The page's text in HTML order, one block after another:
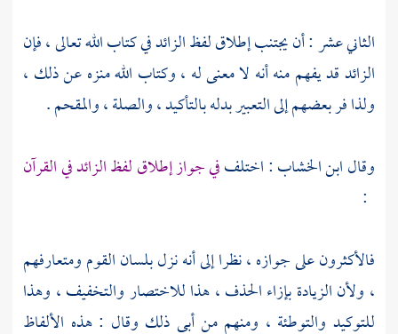
الثاني عشر : أن يجتنب إطلاق لفظ الزائد في كتاب الله تعالى ، فإن
الزائد قد يفهم منه أنه لا معنى له ، وكتاب الله منزه عن ذلك ،
ولذا فر بعضهم إلى التعبير بدله بالتأكيد ، والصلة ، والمقحم .
وقالابن الخشاب: اختلففي جواز إطلاق لفظ الزائد في القرآن
:
فالأكثرون على جوازه ، نظرا إلى أنه نزل بلسان القوم ومتعارفهم
، ولأن الزيادة بإزاء الحذف ، هذا للاختصار والتخفيف ، وهذا
للتوكيد والتوطئة ، ومنهم من أبى ذلك وقال : هذه الألفاظ